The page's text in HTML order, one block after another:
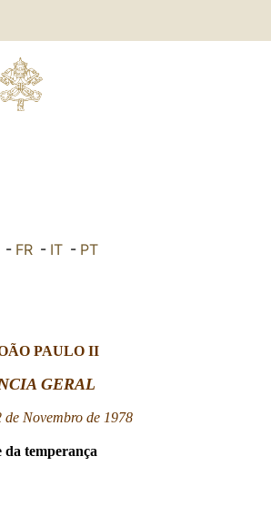
FR- IT- PT
PAULO II
GERAL
Novembro de 1978
temperança